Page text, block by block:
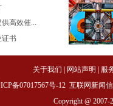
高效催...
证书
关于我们 网站声明
服
备07017567号-12 互联网新闻
Copyright @ 2007-